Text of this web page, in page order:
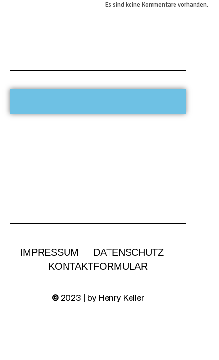
Es sind keine Kommentare vorhanden.
IMPRESSUM
DATENSCHUTZ
KONTAKTFORMULAR
©2023 | by Henry Keller